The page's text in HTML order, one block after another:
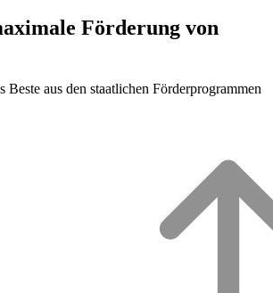
Förderung von
Beste aus den staatlichen Förderprogrammen